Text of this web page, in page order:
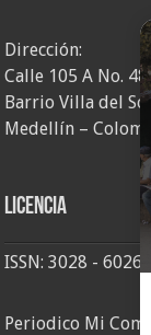
Dirección:
Calle 105 A No.
Barrio Villa del
Medellín –
Licencia
ISSN: 3028 - 6026
Periodico Mi